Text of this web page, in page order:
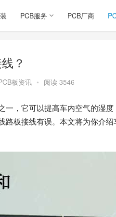
PCB服务 PCB厂商
？
板资讯 • 阅读 3546
一，它可以提高车内空气的湿
路板接线有误。本文将为你介